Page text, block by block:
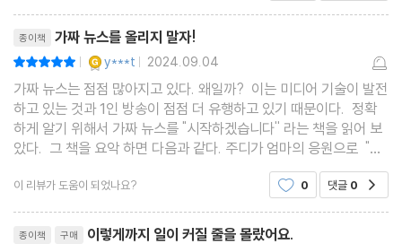
종이책 가짜 뉴스를 올리지 말자!
| y***t | 2024.09.04
가짜 뉴스는 점점 많아지고 있다. 왜일까? 이는 미디어 기술이 발전
하고 있는 것과 1인 방송이 점점 더 유행하고 있기 때문이다. 정확
하게 알기 위해서 가짜 뉴스를 "시작하겠습니다'' 라는 책을 읽어 보
았다. 그 책을 요악 하면 다음과 같다. 주디가 엄마의 응원으로 "주
디의 생생뉴스"라는 유튜버 를 시작한다. 주디가 보도한 사건은 떡
볶이 보도 사건, 트리케라톱스 발톱 사건이
이 리뷰가 도움이 되었나요? 0 댓글 0
종이책 구매 이렇게까지 일이 커질 줄을 몰랐어요.